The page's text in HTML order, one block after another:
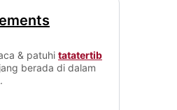
& patuhi tatatertib
berada di dalam